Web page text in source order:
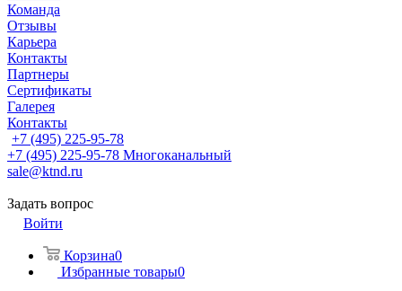
Команда
Отзывы
Карьера
Контакты
Партнеры
Сертификаты
Галерея
Контакты
+7 (495) 225-95-78
+7 (495) 225-95-78 Многоканальный
sale@ktnd.ru
Задать вопрос
Войти
Корзина0
Избранные товары0